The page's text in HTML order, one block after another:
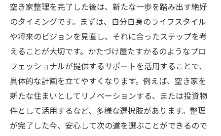
空き家整理を完了した後は、新たな一歩を踏み出す絶好
のタイミングです。まずは、自分自身のライフスタイル
や将来のビジョンを見直し、それに合ったステップを考
えることが大切です。かたづけ屋たすかるのようなプロ
フェッショナルが提供するサポートを活用することで、
具体的な計画を立てやすくなります。例えば、空き家を
新たな住まいとしてリノベーションする、または投資物
件として活用するなど、多様な選択肢があります。整理
が完了した今、安心して次の道を選ぶことができるので